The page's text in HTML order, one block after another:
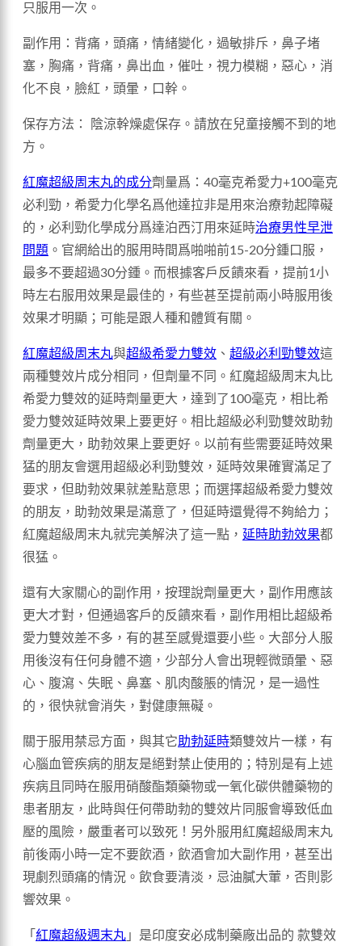
只服用一次。
副作用：背痛，頭痛，情緒變化，過敏排斥，鼻子堵
塞，胸痛，背痛，鼻出血，催吐，視力模糊，惡心，消
化不良，臉紅，頭暈，口幹。
保存方法： 陰涼幹燥處保存。請放在兒童接觸不到的地
方。
紅魔超級周末丸的成分劑量爲：40毫克希愛力+100毫克
必利勁，希愛力化學名爲他達拉非是用來治療勃起障礙
的，必利勁化學成分爲達泊西汀用來延時治療男性早泄
問題 。官網給出的服用時間爲啪啪前15-20分鍾口服，
最多不要超過30分鍾。而根據客戶反饋來看，提前1小
時左右服用效果是最佳的，有些甚至提前兩小時服用後
效果才明顯；可能是跟人種和體質有關。
紅魔超級周末丸與超級希愛力雙效 、 超級必利勁雙效這
兩種雙效片成分相同，但劑量不同。紅魔超級周末丸比
希愛力雙效的延時劑量更大，達到了100毫克，相比希
愛力雙效延時效果上要更好。相比超級必利勁雙效助勃
劑量更大，助勃效果上要更好。以前有些需要延時效果
猛的朋友會選用超級必利勁雙效，延時效果確實滿足了
要求，但助勃效果就差點意思；而選擇超級希愛力雙效
的朋友，助勃效果是滿意了，但延時還覺得不夠給力；
紅魔超級周末丸就完美解決了這一點， 延時助勃效果都
很猛。
還有大家關心的副作用，按理說劑量更大，副作用應該
更大才對，但通過客戶的反饋來看，副作用相比超級希
愛力雙效差不多，有的甚至感覺還要小些。大部分人服
用後沒有任何身體不適，少部分人會出現輕微頭暈、惡
心、腹瀉、失眠、鼻塞、肌肉酸脹的情況，是一過性
的，很快就會消失，對健康無礙。
關于服用禁忌方面，與其它助勃延時類雙效片一樣，有
心腦血管疾病的朋友是絕對禁止使用的；特別是有上述
疾病且同時在服用硝酸酯類藥物或一氧化碳供體藥物的
患者朋友，此時與任何帶助勃的雙效片同服會導致低血
壓的風險，嚴重者可以致死！另外服用紅魔超級周末丸
前後兩小時一定不要飲酒，飲酒會加大副作用，甚至出
現劇烈頭痛的情況。飲食要清淡，忌油膩大葷，否則影
響效果。
「 紅魔超級週末丸 」是印度安必成制藥廠出品的 款雙效